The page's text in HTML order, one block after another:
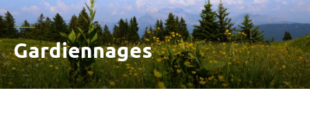
Gardiennages